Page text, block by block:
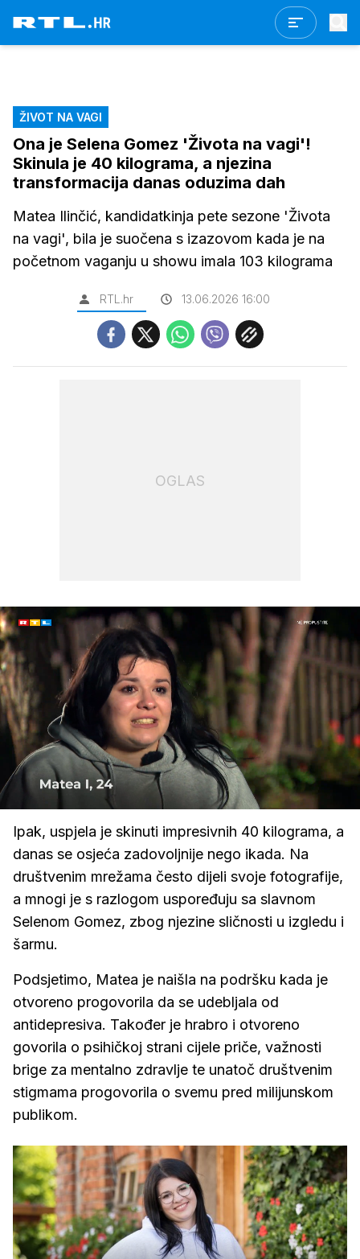
ŽIVOT NA VAGI
Ona je Selena Gomez 'Života na vagi'!
Skinula je 40 kilograma, a njezina
transformacija danas oduzima dah
Matea Ilinčić, kandidatkinja pete sezone 'Života
na vagi', bila je suočena s izazovom kada je na
početnom vaganju u showu imala 103 kilograma
RTL.hr 13.06.2026 16:00
OGLAS
zvuk
Loaded:
100.00%
Ipak, uspjela je skinuti impresivnih 40 kilograma, a
danas se osjeća zadovoljnije nego ikada. Na
društvenim mrežama često dijeli svoje fotografije,
a mnogi je s razlogom uspoređuju sa slavnom
Selenom Gomez, zbog njezine sličnosti u izgledu i
šarmu.
Podsjetimo, Matea je naišla na podršku kada je
otvoreno progovorila da se udebljala od
antidepresiva. Također je hrabro i otvoreno
govorila o psihičkoj strani cijele priče, važnosti
brige za mentalno zdravlje te unatoč društvenim
stigmama progovorila o svemu pred milijunskom
publikom.